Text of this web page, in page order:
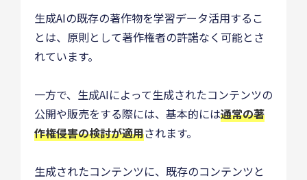
生成AIの既存の著作物を学習データ活用するこ
とは、原則として著作権者の許諾なく可能とさ
れています。
一方で、生成AIによって生成されたコンテンツの
公開や販売をする際には、基本的には通常の著
作権侵害の検討が適用されます。
生成されたコンテンツに、既存のコンテンツと